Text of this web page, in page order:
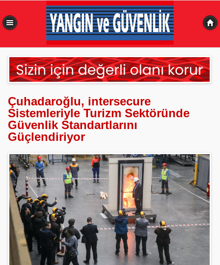
Çuhadaroğlu, intersecure
Sistemleriyle Turizm Sektöründe
Güvenlik Standartlarını
Güçlendiriyor
0,376 sn